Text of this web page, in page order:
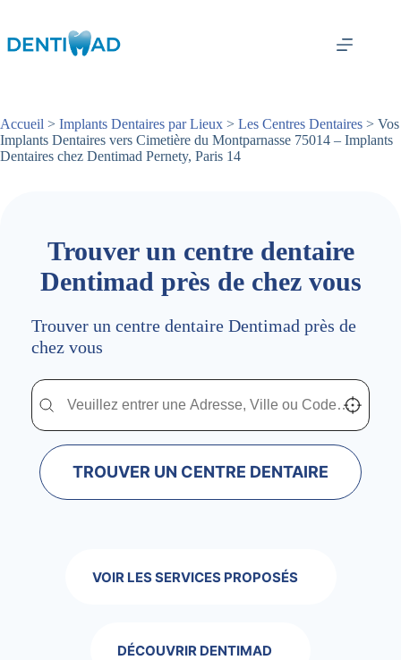
contenu
Accueil > Implants Dentaires par Lieux > Les Centres Dentaires > Vos
Implants Dentaires vers Cimetière du Montparnasse 75014 – Implants
Dentaires chez Dentimad Pernety, Paris 14
Trouver un centre dentaire
Dentimad près de chez vous
Trouver un centre dentaire Dentimad près de
chez vous
Trouver un centre dentaire Dentimad près de
Trouver un centre dentaire Dentimad près de chez vous Localisez-
TROUVER UN CENTRE DENTAIRE
VOIR LES SERVICES PROPOSÉS
DÉCOUVRIR DENTIMAD